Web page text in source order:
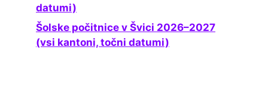
datumi)
Šolske počitnice v Švici 2026–2027
(vsi kantoni, točni datumi)